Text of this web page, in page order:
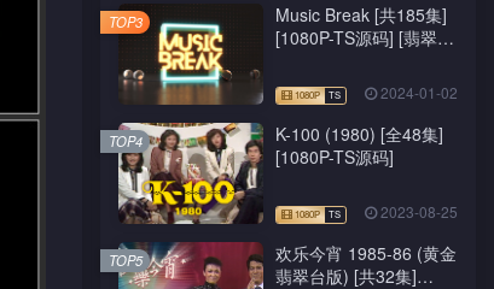
Music Break [共185集]
[1080P-TS源码] [翡翠
2024-01-02
TOP3
K-100 (1980) [全48集]
[1080P-TS源码]
2023-08-25
TOP4
欢乐今宵 1985-86 (黄金
翡翠台版) [共32集]
TOP5